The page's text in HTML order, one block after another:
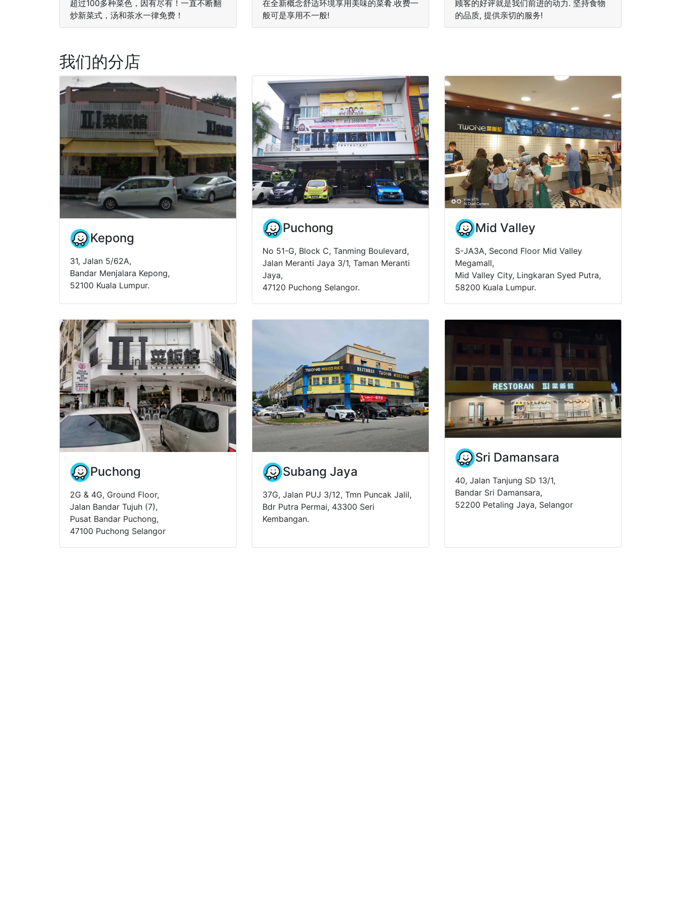
超过100多种菜色，因有尽有！一直不断翻
炒新菜式，汤和茶水一律免费！
在全新概念舒适环境享用美味的菜肴.收费一
般可是享用不一般!
顾客的好评就是我们前进的动力. 坚持食物
的品质, 提供亲切的服务!
我们的分店
Kepong
31, Jalan 5/62A,
Bandar Menjalara Kepong,
52100 Kuala Lumpur.
Puchong
No 51-G, Block C, Tanming Boulevard,
Jalan Meranti Jaya 3/1, Taman Meranti
Jaya,
47120 Puchong Selangor.
Mid Valley
S-JA3A, Second Floor Mid Valley
Megamall,
Mid Valley City, Lingkaran Syed Putra,
58200 Kuala Lumpur.
Puchong
2G & 4G, Ground Floor,
Jalan Bandar Tujuh (7),
Pusat Bandar Puchong,
47100 Puchong Selangor
Subang Jaya
37G, Jalan PUJ 3/12, Tmn Puncak Jalil,
Bdr Putra Permai, 43300 Seri
Kembangan.
Sri Damansara
40, Jalan Tanjung SD 13/1,
Bandar Sri Damansara,
52200 Petaling Jaya, Selangor